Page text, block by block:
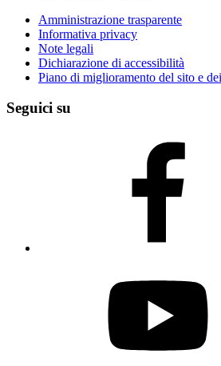
Amministrazione trasparente
Informativa privacy
Note legali
Dichiarazione di accessibilità
Piano di miglioramento del sito e
Seguici su